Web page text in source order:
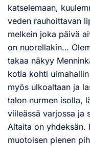
katselemaan,
veden rauhoittavan
melkein joka päivä
on nuorellakin…
takaa näkyy
kotia kohti
myös ulkoaltaan ja
talon nurmen isolla,
viileässä varjossa ja
Altaita on yhdeksän.
muotoisen pienen